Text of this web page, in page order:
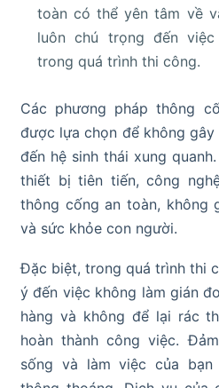
toàn có thể yên tâm về
luôn chú trọng đến
trong quá trình thi công.
Các phương pháp thông
được lựa chọn để không gây
đến hệ sinh thái xung
thiết bị tiên tiến, công
thông cống an toàn, không
và sức khỏe con người.
Đặc biệt, trong quá trình thi
ý đến việc không làm gián
hàng và không để lại rác
hoàn thành công việc.
sống và làm việc của